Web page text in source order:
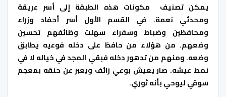
يمكن تصنيف مكونات هذه الطبقة إلى أسر عريقة
ومحدثي نعمة. في القسم الأول أسر أحفاد وزراء
ومحافظين وضباط وسفراء سهلت وظائفهم تحسين
وضعهم. من هؤلاء من حافظ على دخله فوعيه يطابق
وضعه. ومنهم من تدهور دخله فبقي المجد في خياله لا في
نمط عيشه. صار يعيش بوعي زائف ويعبر عن حنقه بمعجم
سوقي ليوحي بأنه ثوري.